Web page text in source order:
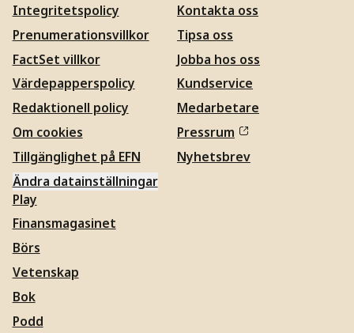
Integritetspolicy
Prenumerationsvillkor
FactSet villkor
Värdepapperspolicy
Redaktionell policy
Om cookies
Tillgänglighet på EFN
Ändra datainställningar
Kontakta oss
Tipsa oss
Jobba hos oss
Kundservice
Medarbetare
Pressrum
Nyhetsbrev
Play
Finansmagasinet
Börs
Vetenskap
Bok
Podd